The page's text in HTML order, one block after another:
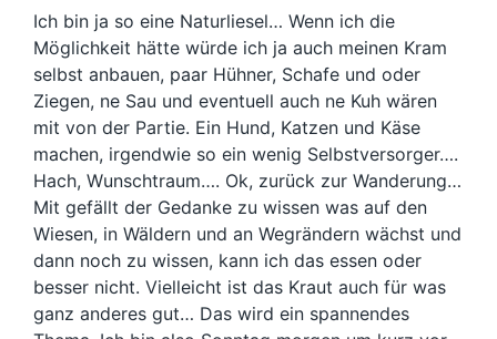
Ich bin ja so eine Naturliesel… Wenn ich die
Möglichkeit hätte würde ich ja auch meinen Kram
selbst anbauen, paar Hühner, Schafe und oder
Ziegen, ne Sau und eventuell auch ne Kuh wären
mit von der Partie. Ein Hund, Katzen und Käse
machen, irgendwie so ein wenig Selbstversorger….
Hach, Wunschtraum…. Ok, zurück zur Wanderung…
Mit gefällt der Gedanke zu wissen was auf den
Wiesen, in Wäldern und an Wegrändern wächst und
dann noch zu wissen, kann ich das essen oder
besser nicht. Vielleicht ist das Kraut auch für was
ganz anderes gut… Das wird ein spannendes